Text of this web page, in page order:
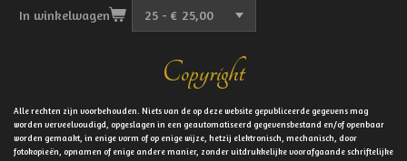
In winkelwagen
Copyright
Alle rechten zijn voorbehouden. Niets van de op deze website gepubliceerde gegevens mag
worden verveelvoudigd, opgeslagen in een geautomatiseerd gegevensbestand en/of openbaar
worden gemaakt, in enige vorm of op enige wijze, hetzij elektronisch, mechanisch, door
fotokopieën, opnamen of enige andere manier, zonder uitdrukkelijke voorafgaande schriftelijke